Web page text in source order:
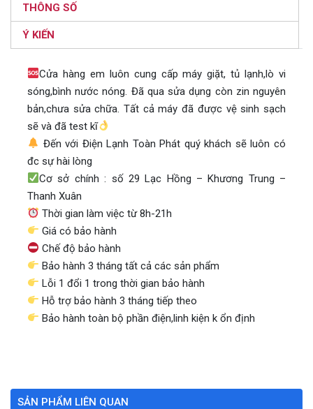
THÔNG SỐ
Ý KIẾN
Cửa hàng em luôn cung cấp máy giặt, tủ lạnh,lò vi
sóng,bình nước nóng. Đã qua sửa dụng còn zin nguyên
bản,chưa sửa chữa. Tất cả máy đã được vệ sinh sạch
sẽ và đã test kĩ
Đến với Điện Lạnh Toàn Phát quý khách sẽ luôn có
đc sự hài lòng
Cơ sở chính : số 29 Lạc Hồng – Khương Trung –
Thanh Xuân
Thời gian làm việc từ 8h-21h
Giá có bảo hành
Chế độ bảo hành
Bảo hành 3 tháng tất cả các sản phẩm
Lỗi 1 đổi 1 trong thời gian bảo hành
Hỗ trợ bảo hành 3 tháng tiếp theo
Bảo hành toàn bộ phần điện,linh kiện k ổn định
SẢN PHẨM LIÊN QUAN